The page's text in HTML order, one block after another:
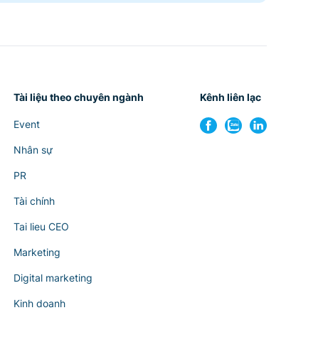
Tài liệu theo chuyên ngành
Event
Nhân sự
PR
Tài chính
Tai lieu CEO
Marketing
Digital marketing
Kinh doanh
Kênh liên lạc